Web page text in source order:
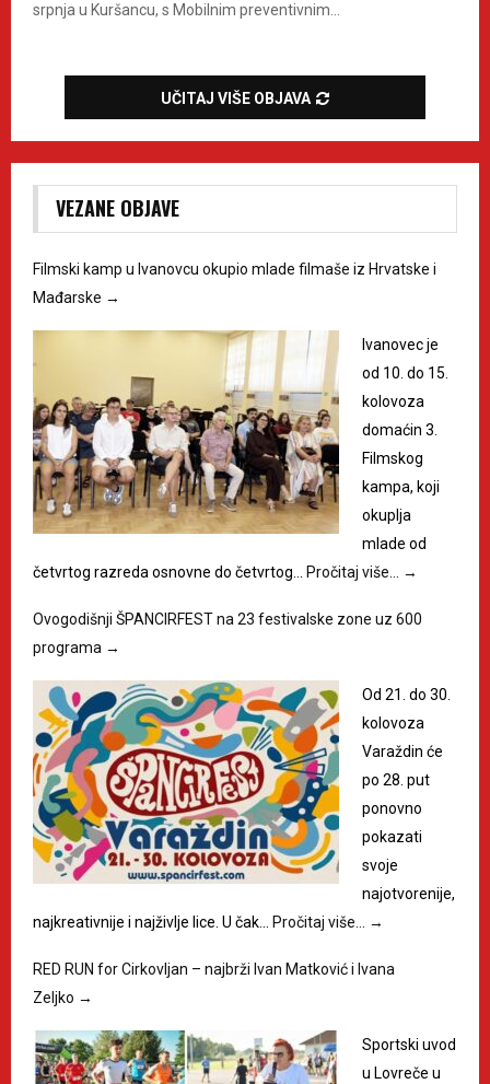
srpnja u Kuršancu, s Mobilnim preventivnim...
UČITAJ VIŠE OBJAVA
VEZANE OBJAVE
Filmski kamp u Ivanovcu okupio mlade filmaše iz Hrvatske i
Mađarske →
Ivanovec je
od 10. do 15.
kolovoza
domaćin 3.
Filmskog
kampa, koji
okuplja
mlade od
četvrtog razreda osnovne do četvrtog… Pročitaj više… →
Ovogodišnji ŠPANCIRFEST na 23 festivalske zone uz 600
programa →
Od 21. do 30.
kolovoza
Varaždin će
po 28. put
ponovno
pokazati
svoje
najotvorenije,
najkreativnije i najživlje lice. U čak… Pročitaj više… →
RED RUN for Cirkovljan – najbrži Ivan Matković i Ivana
Zeljko →
Sportski uvod
u Lovreče u